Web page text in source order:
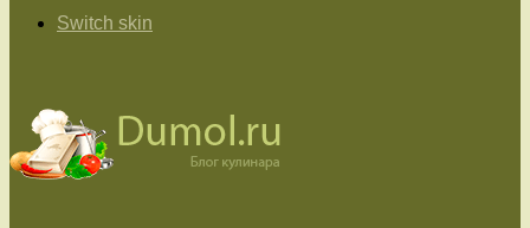
Switch skin